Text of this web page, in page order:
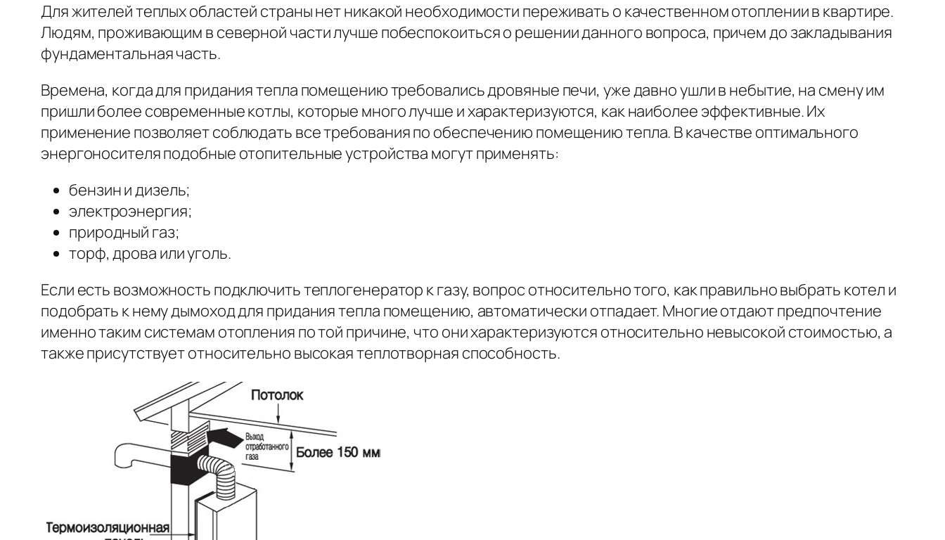
Для жителей теплых областей страны нет никакой необходимости переживать о качественном отоплении в квартире.
Людям, проживающим в северной части лучше побеспокоиться о решении данного вопроса, причем до закладывания
фундаментальная часть.
Времена, когда для придания тепла помещению требовались дровяные печи, уже давно ушли в небытие, на смену им
пришли более современные котлы, которые много лучше и характеризуются, как наиболее эффективные. Их
применение позволяет соблюдать все требования по обеспечению помещению тепла. В качестве оптимального
энергоносителя подобные отопительные устройства могут применять:
бензин и дизель;
электроэнергия;
природный газ;
торф, дрова или уголь.
Если есть возможность подключить теплогенератор к газу, вопрос относительно того, как правильно выбрать котел и
подобрать к нему дымоход для придания тепла помещению, автоматически отпадает. Многие отдают предпочтение
именно таким системам отопления по той причине, что они характеризуются относительно невысокой стоимостью, а
также присутствует относительно высокая теплотворная способность.